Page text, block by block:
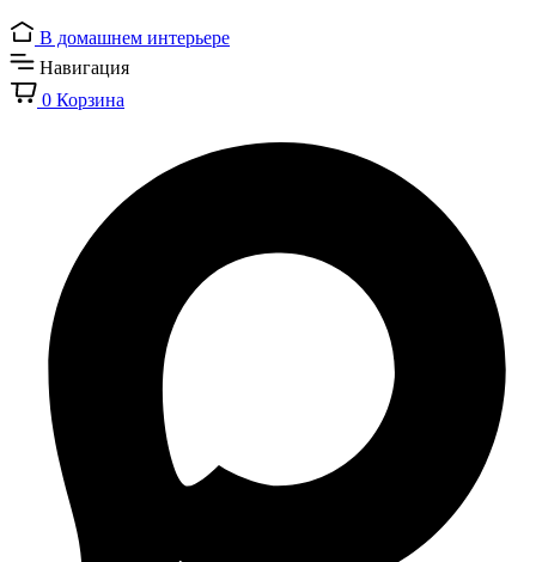
В домашнем интерьере
Навигация
0 Корзина